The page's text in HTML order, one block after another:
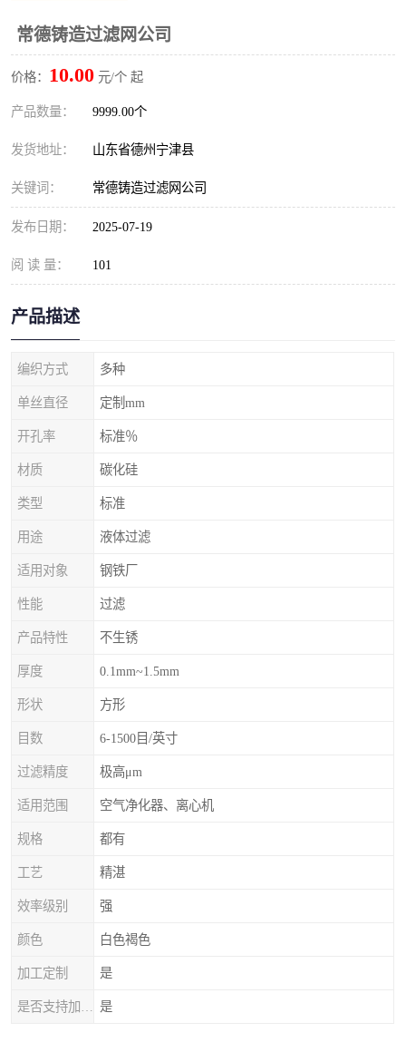
常德铸造过滤网公司
价格： 10.00 元/个 起
产品数量： 9999.00个
发货地址： 山东省德州宁津县
关键词： 常德铸造过滤网公司
发布日期： 2025-07-19
阅 读 量： 101
产品描述
编织方式 多种
单丝直径 定制mm
开孔率 标准％
材质 碳化硅
类型 标准
用途 液体过滤
适用对象 钢铁厂
性能 过滤
产品特性 不生锈
厚度 0.1mm~1.5mm
形状 方形
目数 6-1500目/英寸
过滤精度 极高μm
适用范围 空气净化器、离心机
规格 都有
工艺 精湛
效率级别 强
颜色 白色褐色
加工定制 是
是